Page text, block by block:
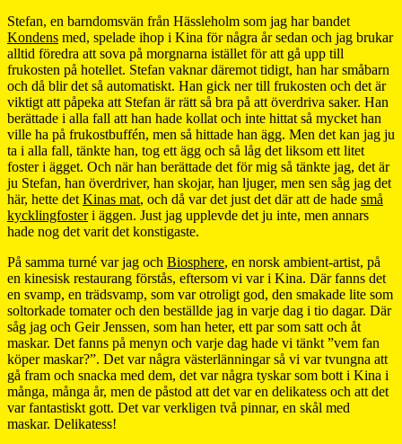
Stefan, en barndomsvän från Hässleholm som jag har bandet
Kondens med, spelade ihop i Kina för några år sedan och jag brukar
alltid föredra att sova på morgnarna istället för att gå upp till
frukosten på hotellet. Stefan vaknar däremot tidigt, han har småbarn
och då blir det så automatiskt. Han gick ner till frukosten och det är
viktigt att påpeka att Stefan är rätt så bra på att överdriva saker. Han
berättade i alla fall att han hade kollat och inte hittat så mycket han
ville ha på frukostbuffén, men så hittade han ägg. Men det kan jag ju
ta i alla fall, tänkte han, tog ett ägg och så låg det liksom ett litet
foster i ägget. Och när han berättade det för mig så tänkte jag, det är
ju Stefan, han överdriver, han skojar, han ljuger, men sen såg jag det
här, hette det Kinas mat, och då var det just det där att de hade små
kycklingfosteri äggen. Just jag upplevde det ju inte, men annars
hade nog det varit det konstigaste.
På samma turné var jag och Biosphere, en norsk ambient-artist, på
en kinesisk restaurang förstås, eftersom vi var i Kina. Där fanns det
en svamp, en trädsvamp, som var otroligt god, den smakade lite som
soltorkade tomater och den beställde jag in varje dag i tio dagar. Där
såg jag och Geir Jenssen, som han heter, ett par som satt och åt
maskar. Det fanns på menyn och varje dag hade vi tänkt ”vem fan
köper maskar?”. Det var några västerlänningar så vi var tvungna att
gå fram och snacka med dem, det var några tyskar som bott i Kina i
många, många år, men de påstod att det var en delikatess och att det
var fantastiskt gott. Det var verkligen två pinnar, en skål med
maskar. Delikatess!